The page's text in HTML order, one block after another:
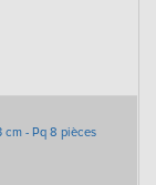
cm - Pq 8 pièces